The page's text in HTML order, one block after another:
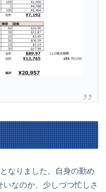
なりました。自身の勤め
なのか、少しづつ忙しさ